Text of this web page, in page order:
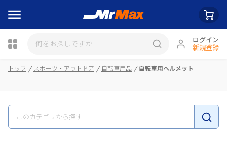
ログイン
新規登録
瓶詰
トップ スポーツ・アウトドア 自転車用品 自転車用ヘルメット